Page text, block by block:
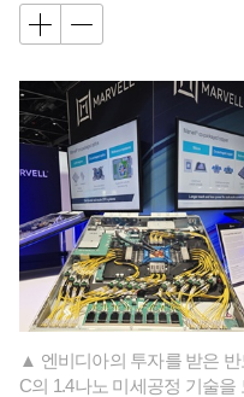
▲ 엔비디아의 투자를 받은
C의 1.4나노 미세공정 기술